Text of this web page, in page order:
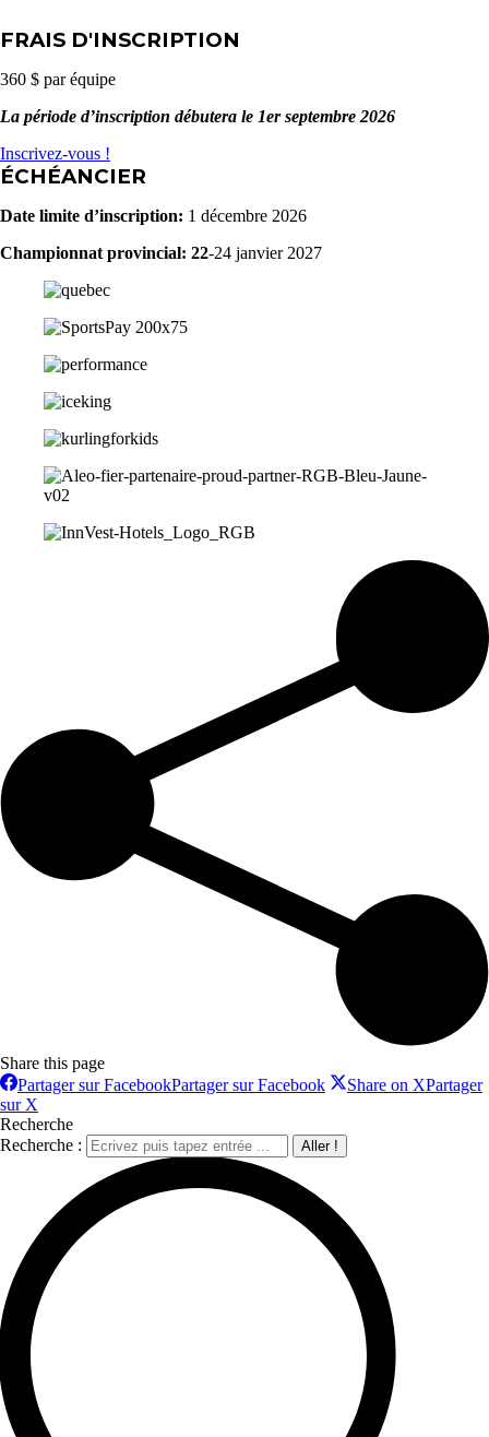
FRAIS D'INSCRIPTION
360 $ par équipe
La période d’inscription débutera le 1er septembre 2026
Inscrivez-vous !
ÉCHÉANCIER
Date limite d’inscription: 1 décembre 2026
Championnat provincial: 22-24 janvier 2027
Share this page
Partager sur FacebookPartager sur Facebook Share on XPartager
sur X
Recherche
Recherche :